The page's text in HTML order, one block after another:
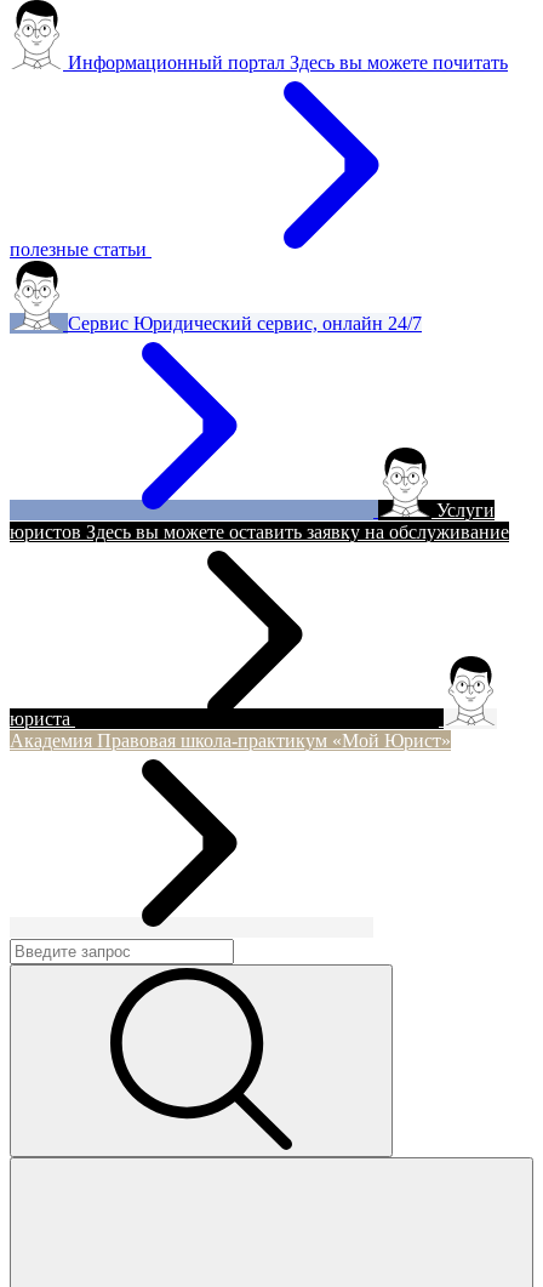
Информационный портал Здесь вы можете почитать
полезные статьи
Сервис Юридический сервис, онлайн 24/7
Услуги
юристов Здесь вы можете оставить заявку на обслуживание
юриста
Академия Правовая школа-практикум «Мой Юрист»